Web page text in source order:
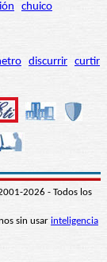
chuico
discurrir curtir
2026 - Todos los
sin usar inteligencia